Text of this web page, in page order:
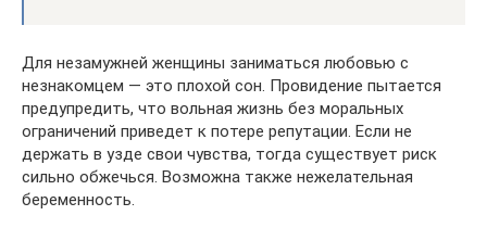
Для незамужней женщины заниматься любовью с
незнакомцем — это плохой сон. Провидение пытается
предупредить, что вольная жизнь без моральных
ограничений приведет к потере репутации. Если не
держать в узде свои чувства, тогда существует риск
сильно обжечься. Возможна также нежелательная
беременность.